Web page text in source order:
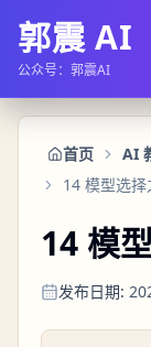
郭震 AI
公众号：郭震AI
首页 AI
14 模型选
14 模
发布日期: